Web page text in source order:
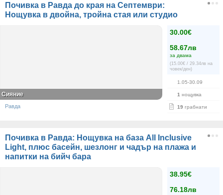
Почивка в Равда до края на Септември:
Нощувка в двойна, тройна стая или студио
30.00€
58.67лв
за двама
(15.00€ / 29.34лв на
човек/ден)
1.05-30.09
1 нощувка
19 грабнати
Сияние
Равда
Почивка в Равда: Нощувка на база All Inclusive
Light, плюс басейн, шезлонг и чадър на плажа и
напитки на бийч бара
38.95€
76.18лв